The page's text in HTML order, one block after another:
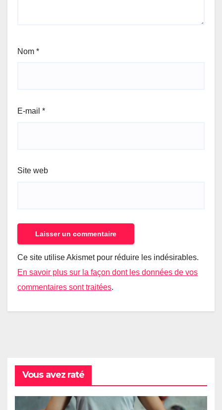
Nom *
E-mail *
Site web
Ce site utilise Akismet pour réduire les indésirables.
En savoir plus sur la façon dont les données de vos
commentaires sont traitées.
Vous avez raté